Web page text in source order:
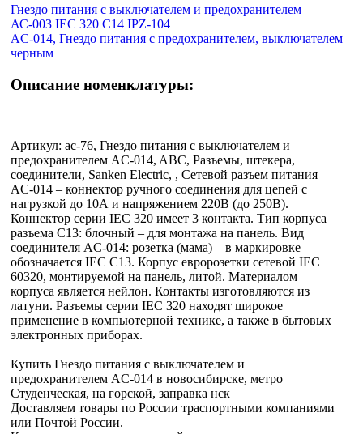
Гнездо питания с выключателем и предохранителем
АС-003 IEC 320 C14 IPZ-104
AC-014, Гнездо питания с предохранителем, выключателем
черным
Описание номенклатуры:
Артикул: ac-76, Гнездо питания с выключателем и
предохранителем AC-014, ABC, Разъемы, штекера,
соединители, Sanken Electric, , Сетевой разъем питания
AC-014 – коннектор ручного соединения для цепей с
нагрузкой до 10А и напряжением 220В (до 250В).
Коннектор серии IEC 320 имеет 3 контакта. Тип корпуса
разъема С13: блочный – для монтажа на панель. Вид
соединителя AC-014: розетка (мама) – в маркировке
обозначается IEC C13. Корпус евророзетки сетевой IEC
60320, монтируемой на панель, литой. Материалом
корпуса является нейлон. Контакты изготовляются из
латуни. Разъемы серии IEC 320 находят широкое
применение в компьютерной технике, а также в бытовых
электронных приборах.
Купить Гнездо питания с выключателем и
предохранителем AC-014 в новосибирске, метро
Студенческая, на горской, заправка нск
Доставляем товары по России траспортными компаниями
или Почтой России.